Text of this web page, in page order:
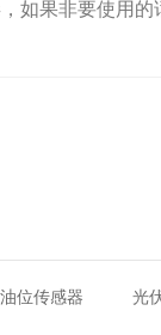
果非要使用的话
油位传感器 光